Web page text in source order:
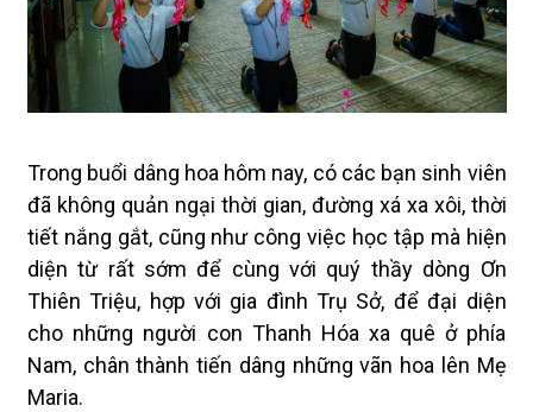
Trong buổi dâng hoa hôm nay, có các bạn sinh viên
đã không quản ngại thời gian, đường xá xa xôi, thời
tiết nắng gắt, cũng như công việc học tập mà hiện
diện từ rất sớm để cùng với quý thầy dòng Ơn
Thiên Triệu, hợp với gia đình Trụ Sở, để đại diện
cho những người con Thanh Hóa xa quê ở phía
Nam, chân thành tiến dâng những vãn hoa lên Mẹ
Maria.